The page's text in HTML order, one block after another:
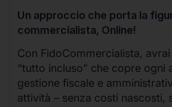
Un approccio che porta la
commercialista, Online!
Con FidoCommercialista,
“tutto incluso” che copre ogni
gestione fiscale e
attività – senza costi nascosti,